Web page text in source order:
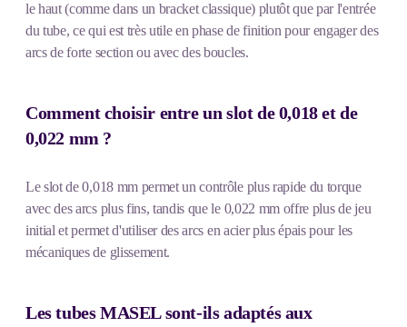
le haut (comme dans un bracket classique) plutôt que par l'entrée
du tube, ce qui est très utile en phase de finition pour engager des
arcs de forte section ou avec des boucles.
Comment choisir entre un slot de 0,018 et de
0,022 mm ?
Le slot de 0,018 mm permet un contrôle plus rapide du torque
avec des arcs plus fins, tandis que le 0,022 mm offre plus de jeu
initial et permet d'utiliser des arcs en acier plus épais pour les
mécaniques de glissement.
Les tubes MASEL sont-ils adaptés aux